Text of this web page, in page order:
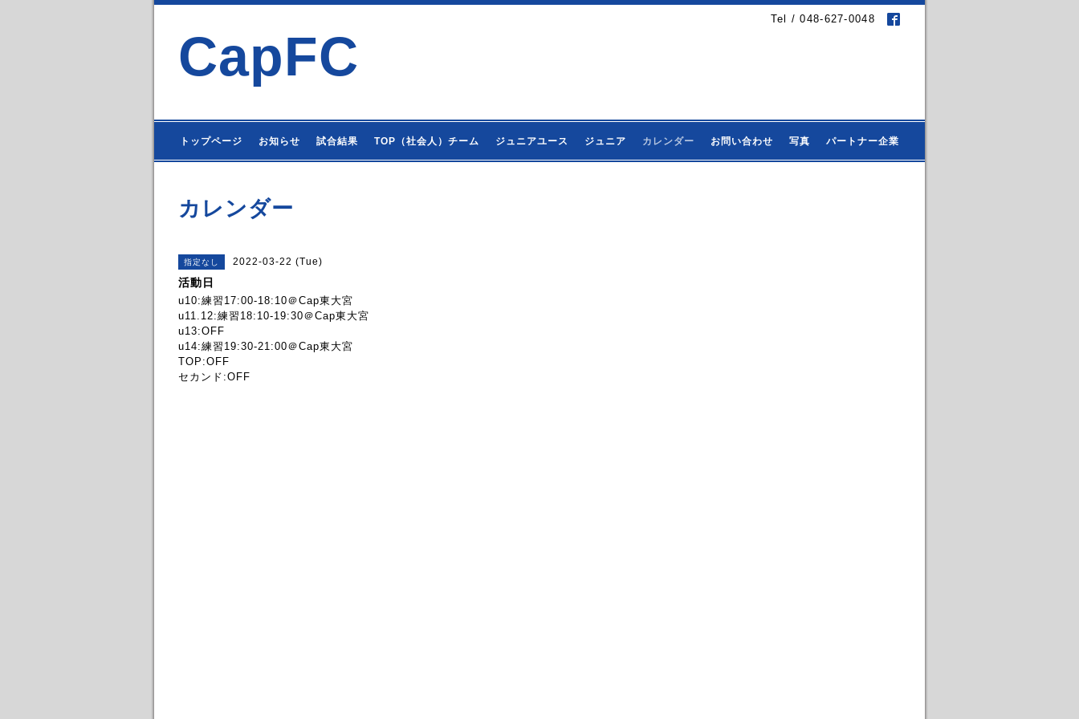
Tel / 048-627-0048
CapFC
トップページ お知らせ 試合結果 TOP（社会人）チーム ジュニアユース ジュニア カレンダー お問い合わせ 写真 パートナー企業
カレンダー
指定なし 2022-03-22 (Tue)
活動日
u10:練習17:00-18:10＠Cap東大宮
u11.12:練習18:10-19:30＠Cap東大宮
u13:OFF
u14:練習19:30-21:00＠Cap東大宮
TOP:OFF
セカンド:OFF